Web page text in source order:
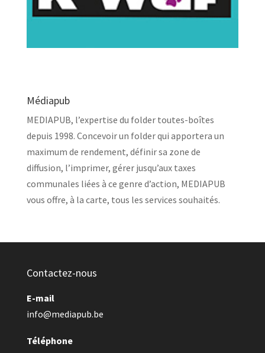
Médiapub
MEDIAPUB, l’expertise du folder toutes-boîtes
depuis 1998. Concevoir un folder qui apportera un
maximum de rendement, définir sa zone de
diffusion, l’imprimer, gérer jusqu’aux taxes
communales liées à ce genre d’action, MEDIAPUB
vous offre, à la carte, tous les services souhaités.
Contactez-nous
E-mail
info@mediapub.be
Téléphone